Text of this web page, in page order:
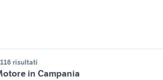
risultati
in Campania